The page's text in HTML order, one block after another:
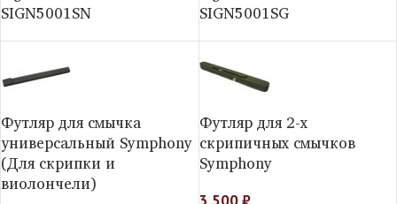
SIGN5001SN
SIGN5001SG
Футляр для смычка
универсальный Symphony
(Для скрипки и
виолончели)
Футляр для 2-х
скрипичных смычков
Symphony